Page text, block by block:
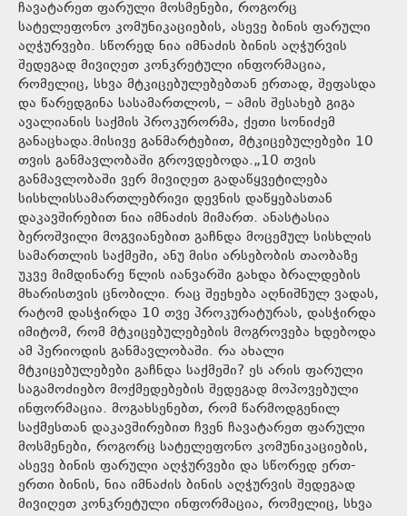
ჩავატარეთ ფარული მოსმენები, როგორც
სატელეფონო კომუნიკაციების, ასევე ბინის ფარული
აღჭურვები. სწორედ ნია იმნაძის ბინის აღჭურვის
შედეგად მივიღეთ კონკრეტული ინფორმაცია,
რომელიც, სხვა მტკიცებულებებთან ერთად, შეფასდა
და წარედგინა სასამართლოს, – ამის შესახებ გიგა
ავალიანის საქმის პროკურორმა, ქეთი სონიძემ
განაცხადა.მისივე განმარტებით, მტკიცებულებები 10
თვის განმავლობაში გროვდებოდა.„10 თვის
განმავლობაში ვერ მივიღეთ გადაწყვეტილება
სისხლისსამართლებრივი დევნის დაწყებასთან
დაკავშირებით ნია იმნაძის მიმართ. ანასტასია
ბეროშვილი მოგვიანებით გაჩნდა მოცემულ სისხლის
სამართლის საქმეში, ანუ მისი არსებობის თაობაზე
უკვე მიმდინარე წლის იანვარში გახდა ბრალდების
მხარისთვის ცნობილი. რაც შეეხება აღნიშნულ ვადას,
რატომ დასჭირდა 10 თვე პროკურატურას, დასჭირდა
იმიტომ, რომ მტკიცებულებების მოგროვება ხდებოდა
ამ პერიოდის განმავლობაში. რა ახალი
მტკიცებულებები გაჩნდა საქმეში? ეს არის ფარული
საგამოძიებო მოქმედებების შედეგად მოპოვებული
ინფორმაცია. მოგახსენებთ, რომ წარმოდგენილ
საქმესთან დაკავშირებით ჩვენ ჩავატარეთ ფარული
მოსმენები, როგორც სატელეფონო კომუნიკაციების,
ასევე ბინის ფარული აღჭურვები და სწორედ ერთ-
ერთი ბინის, ნია იმნაძის ბინის აღჭურვის შედეგად
მივიღეთ კონკრეტული ინფორმაცია, რომელიც, სხვა